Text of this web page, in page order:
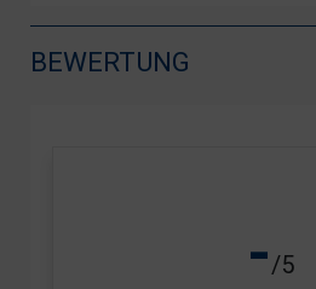
BEWERTUNG
-/5